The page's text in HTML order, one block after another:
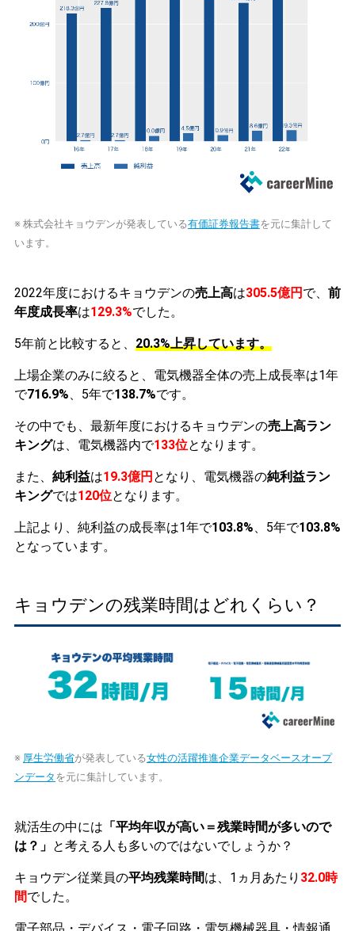
※ 株式会社キョウデンが発表している有価証券報告書を元に集計して
います。
2022年度におけるキョウデンの売上高は305.5億円 で、 前
年度成長率は129.3%でした。
5年前と比較すると、 20.3%上昇しています。
上場企業のみに絞ると、電気機器全体の売上成長率は1年
で716.9%、5年で138.7%です。
その中でも、最新年度におけるキョウデンの売上高ラン
キングは、電気機器内で133位となります。
また、 純利益は19.3億円 となり、電気機器の純利益ラン
キングでは120位となります。
上記より、純利益の成長率は1年で103.8%、5年で103.8%
となっています。
キョウデンの残業時間はどれくらい？
※ 厚生労働省が発表している女性の活躍推進企業データベースオープ
ンデータ を元に集計しています。
就活生の中には 「平均年収が高い＝残業時間が多いので
は？」 と考える人も多いのではないでしょうか？
キョウデン従業員の平均残業時間は、1ヵ月あたり 32.0時
間でした。
電子部品・デバイス・電子回路・電気機械器具・情報通